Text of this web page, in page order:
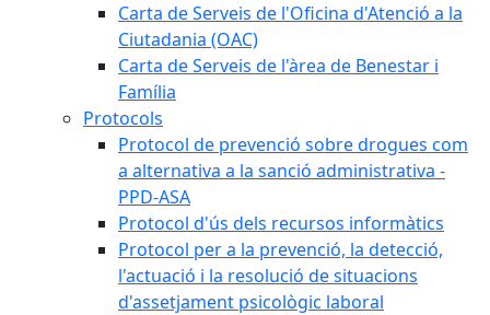
Carta de Serveis de l'Oficina d'Atenció a la
Ciutadania (OAC)
Carta de Serveis de l'àrea de Benestar i
Família
Protocols
Protocol de prevenció sobre drogues com
a alternativa a la sanció administrativa -
PPD-ASA
Protocol d'ús dels recursos informàtics
Protocol per a la prevenció, la detecció,
l'actuació i la resolució de situacions
d'assetjament psicològic laboral